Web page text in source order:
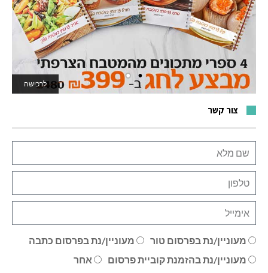
לרכישה
לאתר המשחקים
צור קשר
מעוניין/נת בפרסום טור
מעוניין/נת בפרסום כתבה
מעוניין/נת בהזמנת קוביית פרסום
אחר